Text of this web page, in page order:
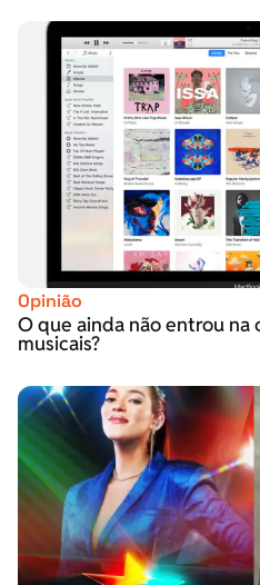
Opinião
O que ainda não entrou na
musicais?